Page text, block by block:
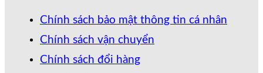
Chính sách bảo mật thông tin cá nhân
Chính sách vận chuyển
Chính sách đổi hàng